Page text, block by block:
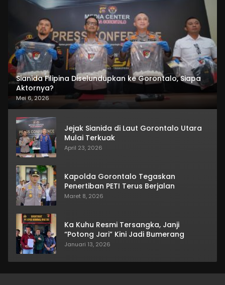
Sianida Filipina Diselundupkan ke Gorontalo, Siapa
Aktornya?
Mei 6, 2026
Jejak Sianida di Laut Gorontalo Utara
Mulai Terkuak
April 23, 2026
Kapolda Gorontalo Tegaskan
Penertiban PETI Terus Berjalan
Maret 8, 2026
Ka Kuhu Resmi Tersangka, Janji
“Potong Jari” Kini Jadi Bumerang
Januari 13, 2026